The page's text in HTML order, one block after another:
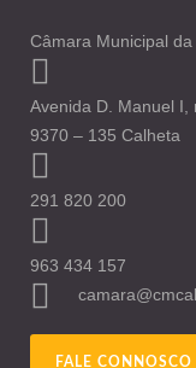
Câmara Municipal da
Avenida D. Manuel I,
9370 – 135 Calheta
291 820 200
963 434 157
FALE CONNOSCO